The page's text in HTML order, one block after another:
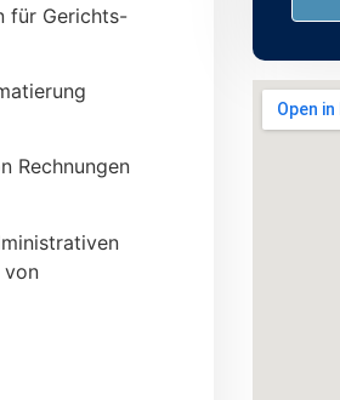
für Gerichts-
Rechnungen
von